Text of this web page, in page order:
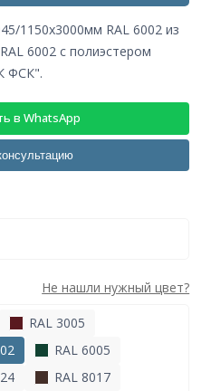
6002 с полиэстером
ФСК".
в WhatsApp
Не нашли нужный цвет?
RAL 3005
RAL 6005
RAL 8017